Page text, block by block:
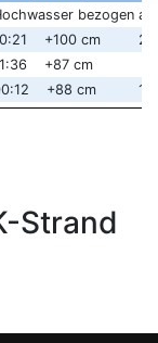
bezogen
+100 cm
+87 cm
+88 cm
Strand